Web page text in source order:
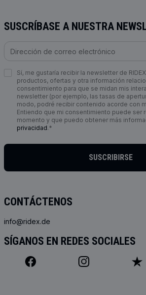
CONTÁCTENOS
info@ridex.de
SÍGANOS EN REDES SOCIALES
SUSCRÍBASE A NUESTRA
Sí, me gustaría recibir la newsletter de
productos, ofertas y otra información
consentimiento para que se midan mis
newsletter (por ejemplo, las tasas de
modo, podré recibir contenido acorde con
Entiendo que mi consentimiento puede ser
momento y que puedo obtener más
privacidad.*
SUSCRIBIRSE